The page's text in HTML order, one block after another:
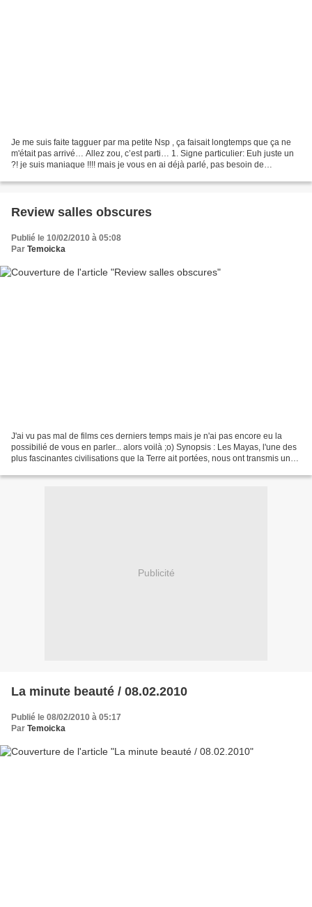
Je me suis faite tagguer par ma petite Nsp , ça faisait longtemps que ça ne
m'était pas arrivé… Allez zou, c’est parti… 1. Signe particulier: Euh juste un
?! je suis maniaque !!!! mais je vous en ai déjà parlé, pas besoin de
Review salles obscures
Publié le 10/02/2010 à 05:08
Par Temoicka
J'ai vu pas mal de films ces derniers temps mais je n'ai pas encore eu la
possibilié de vous en parler... alors voilà ;o) Synopsis : Les Mayas, l'une des
plus fascinantes civilisations que la Terre ait portées, nous ont transmis une
Publicité
La minute beauté / 08.02.2010
Publié le 08/02/2010 à 05:17
Par Temoicka